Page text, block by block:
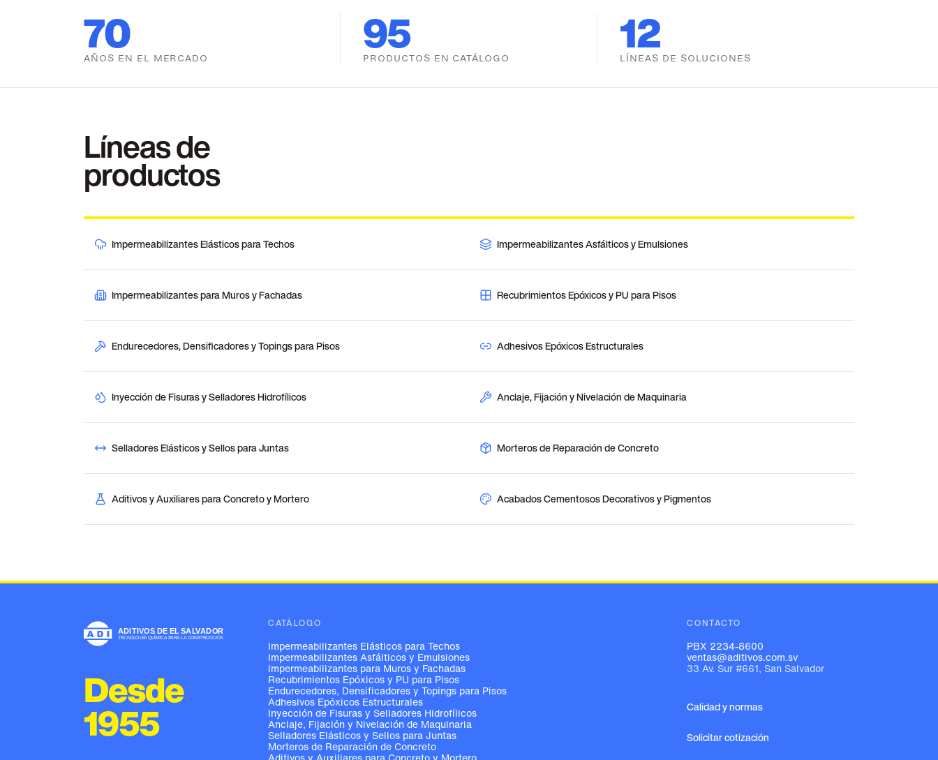
70
AÑOS EN EL MERCADO 95
PRODUCTOS EN CATÁLOGO 12
LÍNEAS DE SOLUCIONES
Líneas de
productos
Impermeabilizantes Elásticos para Techos Impermeabilizantes Asfálticos y Emulsiones
Impermeabilizantes para Muros y Fachadas Recubrimientos Epóxicos y PU para Pisos
Endurecedores, Densificadores y Topings para Pisos Adhesivos Epóxicos Estructurales
Inyección de Fisuras y Selladores Hidrofílicos Anclaje, Fijación y Nivelación de Maquinaria
Selladores Elásticos y Sellos para Juntas Morteros de Reparación de Concreto
Aditivos y Auxiliares para Concreto y Mortero Acabados Cementosos Decorativos y Pigmentos
Desde
1955
CATÁLOGO
Impermeabilizantes Elásticos para Techos
Impermeabilizantes Asfálticos y Emulsiones
Impermeabilizantes para Muros y Fachadas
Recubrimientos Epóxicos y PU para Pisos
Endurecedores, Densificadores y Topings para Pisos
Adhesivos Epóxicos Estructurales
Inyección de Fisuras y Selladores Hidrofílicos
Anclaje, Fijación y Nivelación de Maquinaria
Selladores Elásticos y Sellos para Juntas
Morteros de Reparación de Concreto
CONTACTO
PBX 2234-8600
ventas@aditivos.com.sv
33 Av. Sur #661, San Salvador
Calidad y normas
Solicitar cotización